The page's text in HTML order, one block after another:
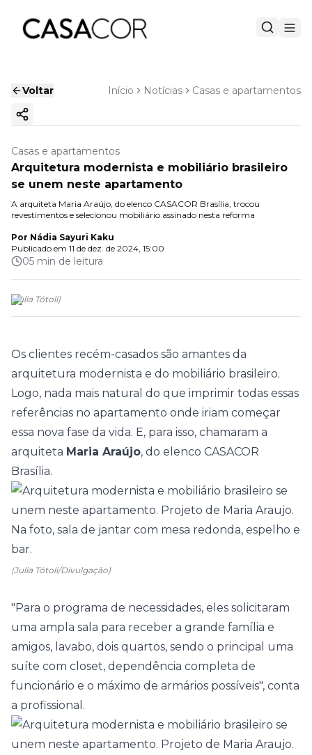
Voltar Início Notícias Casas e apartamentos
Copiar link
Casas e apartamentos
Arquitetura modernista e mobiliário brasileiro
se unem neste apartamento
A arquiteta Maria Araújo, do elenco CASACOR Brasília, trocou
revestimentos e selecionou mobiliário assinado nesta reforma
Por Nádia Sayuri Kaku
Publicado em 11 de dez. de 2024, 15:00
05 min de leitura
(Julia Tótoli)
Os clientes recém-casados são amantes da
arquitetura modernista e do mobiliário brasileiro.
Logo, nada mais natural do que imprimir todas essas
referências no apartamento onde iriam começar
essa nova fase da vida. E, para isso, chamaram a
arquiteta Maria Araújo, do elenco CASACOR
Brasília.
(Julia Tótoli/Divulgação)
"Para o programa de necessidades, eles solicitaram
uma ampla sala para receber a grande família e
amigos, lavabo, dois quartos, sendo o principal uma
suíte com closet, dependência completa de
funcionário e o máximo de armários possíveis", conta
a profissional.